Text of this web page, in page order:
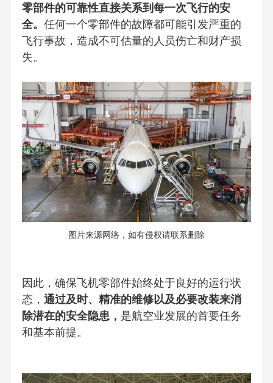
零部件的可靠性直接关系到每一次飞行的安
全。任何一个零部件的故障都可能引发严重的
飞行事故，造成不可估量的人员伤亡和财产损
失。
图片来源网络，如有侵权请联系删除
因此，确保飞机零部件始终处于良好的运行状
态，通过及时、精准的维修以及必要改装来消
除潜在的安全隐患， 是航空业发展的首要任务
和基本前提。